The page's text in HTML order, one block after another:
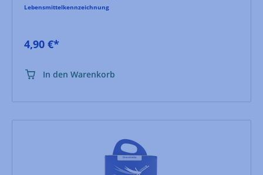
Lebensmittelkennzeichnung
4,90 €*
In den Warenkorb